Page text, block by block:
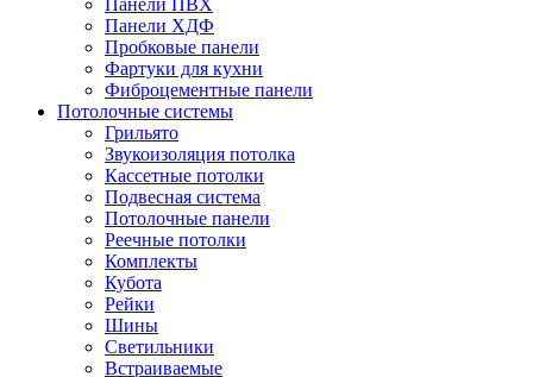
Панели ХДФ
Пробковые панели
Фартуки для кухни
Фиброцементные панели
Потолочные системы
Грильято
Звукоизоляция потолка
Кассетные потолки
Подвесная система
Потолочные панели
Реечные потолки
Комплекты
Кубота
Рейки
Шины
Светильники
Встраиваемые